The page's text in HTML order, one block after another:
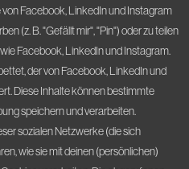
Facebook, LinkedIn und Instagram
(z. B. "Gefällt mir", "Pin") oder zu teilen
Facebook, LinkedIn und Instagram.
der von Facebook, LinkedIn und
Diese Inhalte können bestimmte
speichern und verarbeiten.
sozialen Netzwerke (die sich
wie sie mit deinen (persönlichen)